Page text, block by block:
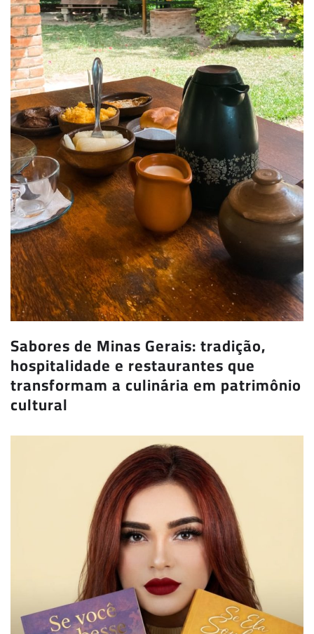
Sabores de Minas Gerais: tradição,
hospitalidade e restaurantes que
transformam a culinária em patrimônio
cultural